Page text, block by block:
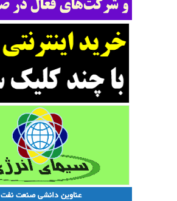
عناوین دانشی صنعت نفت